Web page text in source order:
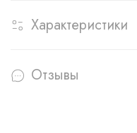
Характеристики
Отзывы